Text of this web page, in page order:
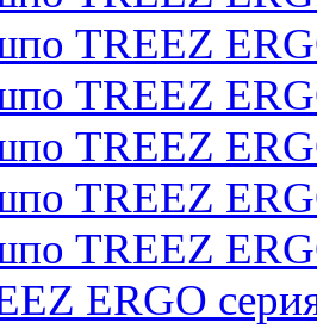
TREEZ
TREEZ
TREEZ
TREEZ
TREEZ
ERGO